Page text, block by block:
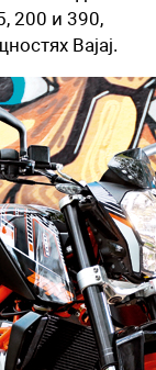
200 и 390,
Bajaj.